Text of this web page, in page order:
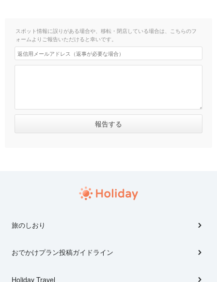
スポット情報に誤りがある場合や、移転・閉店している場合は、こちらのフ
ォームよりご報告いただけると幸いです。
旅のしおり
おでかけプラン投稿ガイドライン
Holiday Travel